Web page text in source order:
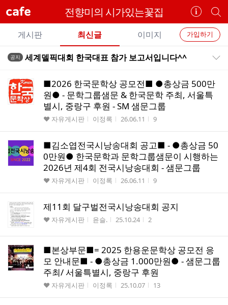
cafe 전향미의 시가있는꽃집
카
페
정
보
개
별
카
페
검
카
페
메
가입하기
게시판 최신글 이미지
전
글
공지 세계델픽대회 한국대표 참가 보고서입니다^^
■2026 한국문학상 공모전■ ●총상금 500만
원● - 문학그룹샘문 & 한국문학 주최, 서울특
별시, 중랑구 후원 - SM 샘문그룹
게시판명
♥ 자유게시판 작성자
이정록 작성시간
26.06.11 조회수
9
■김소엽전국시낭송대회 공고■ - ●총상금 50
0만원● 한국문학과 문학그룹샘문이 시행하는
2026년 제4회 전국시낭송대회 - 샘문그룹
게시판명
♥ 자유게시판 작성자
이정록 작성시간
26.06.11 조회수
9
제11회 달구벌전국시낭송대회 공지
게시판명
♥ 자유게시판 작성자
윤슬. 작성시간
25.10.24 조회수
2
■본상부문■= 2025 한용운문학상 공모전 응
모 안내문■ - ●총상금 1.000만원● - 샘문그룹
주최/ 서울특별시, 중랑구 후원
게시판명
♥ 자유게시판 작성자
이정록 작성시간
25.10.07 조회수
13